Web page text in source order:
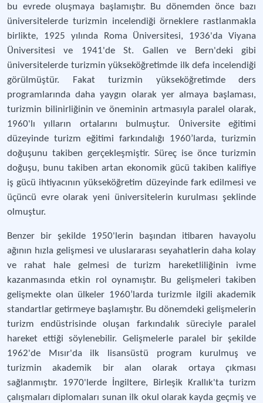
bu evrede oluşmaya başlamıştır. Bu dönemden önce bazı
üniversitelerde turizmin incelendiği örneklere rastlanmakla
birlikte, 1925 yılında Roma Üniversitesi, 1936'da Viyana
Üniversitesi ve 1941'de St. Gallen ve Bern'deki gibi
üniversitelerde turizmin yükseköğretimde ilk defa incelendiği
görülmüştür. Fakat turizmin yükseköğretimde ders
programlarında daha yaygın olarak yer almaya başlaması,
turizmin bilinirliğinin ve öneminin artmasıyla paralel olarak,
1960'lı yılların ortalarını bulmuştur. Üniversite eğitimi
düzeyinde turizm eğitimi farkındalığı 1960’larda, turizmin
doğuşunu takiben gerçekleşmiştir. Süreç ise önce turizmin
doğuşu, bunu takiben artan ekonomik gücü takiben kalifiye
iş gücü ihtiyacının yükseköğretim düzeyinde fark edilmesi ve
üçüncü evre olarak yeni üniversitelerin kurulması şeklinde
olmuştur.
Benzer bir şekilde 1950'lerin başından itibaren havayolu
ağının hızla gelişmesi ve uluslararası seyahatlerin daha kolay
ve rahat hale gelmesi de turizm hareketliliğinin ivme
kazanmasında etkin rol oynamıştır. Bu gelişmeleri takiben
gelişmekte olan ülkeler 1960’larda turizmle ilgili akademik
standartlar getirmeye başlamıştır. Bu dönemdeki gelişmelerin
turizm endüstrisinde oluşan farkındalık süreciyle paralel
hareket ettiği söylenebilir. Gelişmelerle paralel bir şekilde
1962'de Mısır'da ilk lisansüstü program kurulmuş ve
turizmin akademik bir alan olarak ortaya çıkması
sağlanmıştır. 1970'lerde İngiltere, Birleşik Krallık'ta turizm
çalışmaları diplomaları sunan ilk okul olarak kayda geçmiş ve